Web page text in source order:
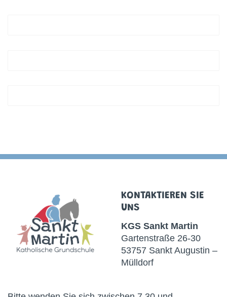
KONTAKTIEREN SIE
UNS
KGS Sankt Martin
Gartenstraße 26-30
53757 Sankt Augustin –
Mülldorf